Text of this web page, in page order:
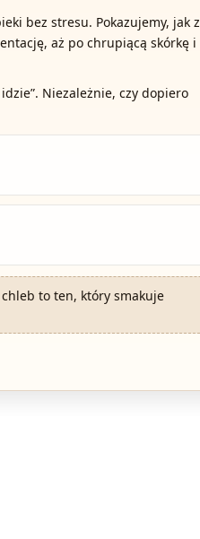
bez stresu. Pokazujemy, jak z
aż po chrupiącą skórkę i
Niezależnie, czy dopiero
to ten, który smakuje